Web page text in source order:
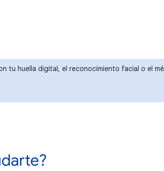
tu huella digital, el reconocimiento facial o el